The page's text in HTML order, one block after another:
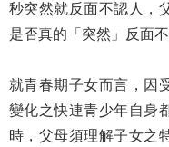
秒突然就反面不認人，
是否真的「突然」反面
就青春期子女而言，因
變化之快連青少年自身
時，父母須理解子女之